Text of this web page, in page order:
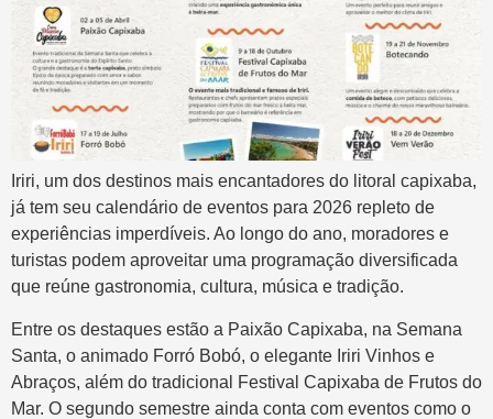
Iriri, um dos destinos mais encantadores do litoral capixaba,
já tem seu calendário de eventos para 2026 repleto de
experiências imperdíveis. Ao longo do ano, moradores e
turistas podem aproveitar uma programação diversificada
que reúne gastronomia, cultura, música e tradição.
Entre os destaques estão a Paixão Capixaba, na Semana
Santa, o animado Forró Bobó, o elegante Iriri Vinhos e
Abraços, além do tradicional Festival Capixaba de Frutos do
Mar. O segundo semestre ainda conta com eventos como o